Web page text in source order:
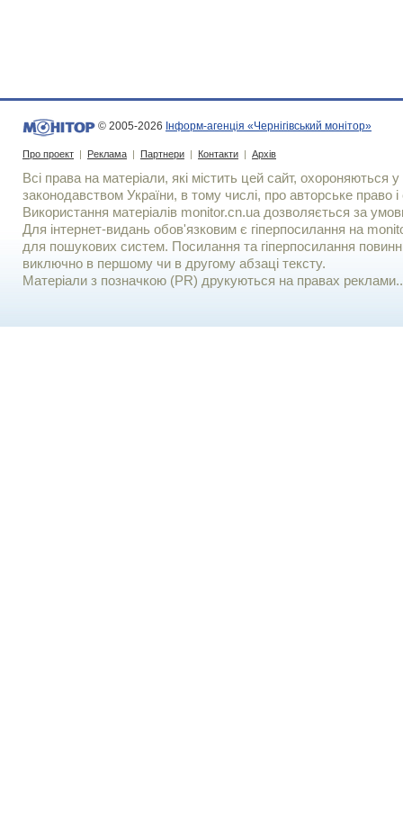
© 2005-2026 Інформ-агенція «Чернігівський монітор»
Про проект | Реклама | Партнери | Контакти | Архів
Всі права на матеріали, які містить цей сайт, охороняються у
законодавством України, в тому числі, про авторське право і
Використання матерiалiв monitor.cn.ua дозволяється за
Для iнтернет-видань обов'язковим є гiперпосилання на
для пошукових систем. Посилання та гіперпосилання
виключно в першому чи в другому абзаці тексту.
Матеріали з позначкою (PR) друкуються на правах реклами..